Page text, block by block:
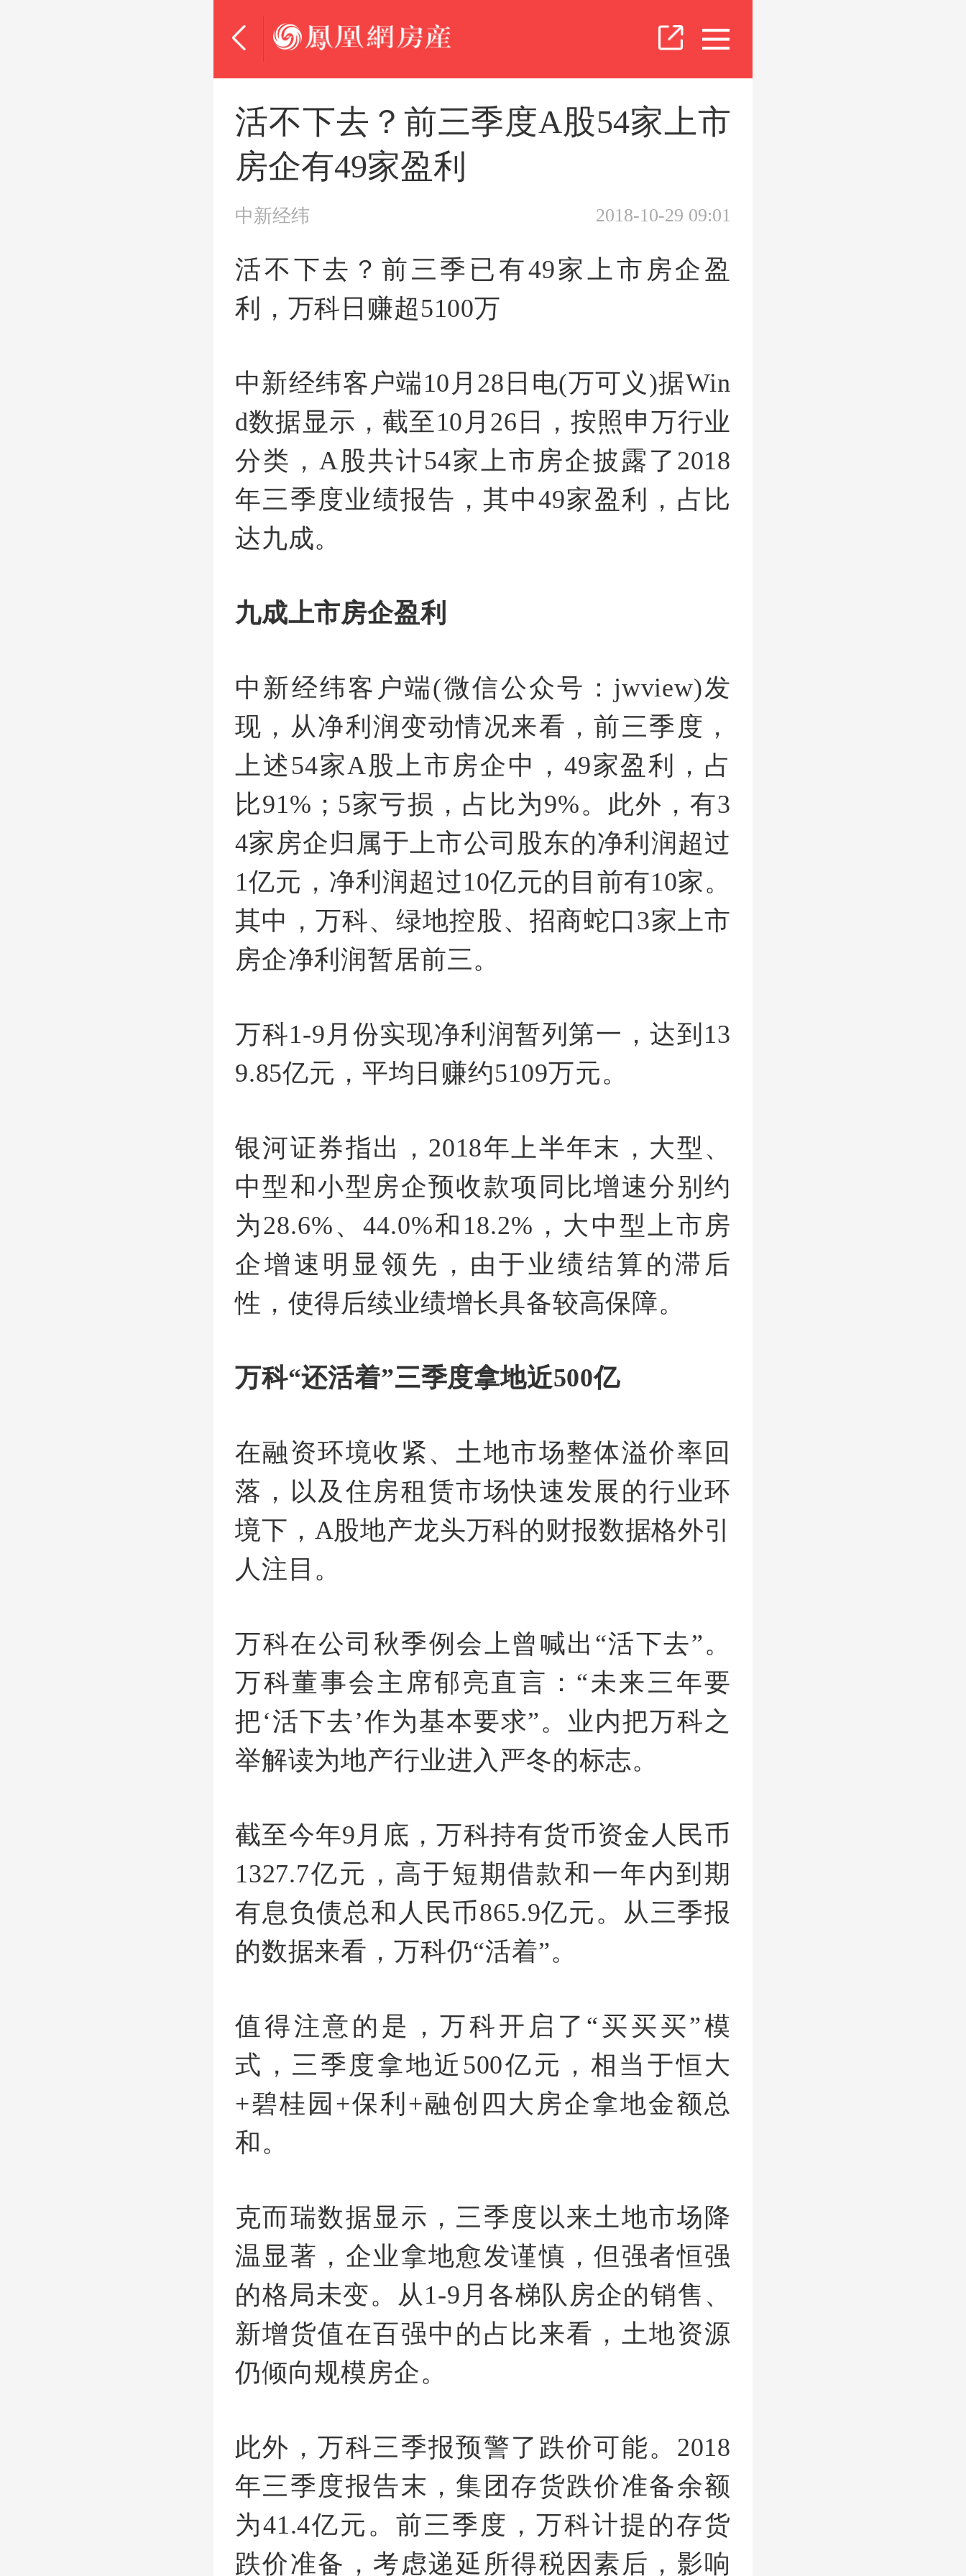
活不下去？前三季度A股54家上市
房企有49家盈利
中新经纬 2018-10-29 09:01
活不下去？前三季已有49家上市房企盈
利，万科日赚超5100万
中新经纬客户端10月28日电(万可义)据Win
d数据显示，截至10月26日，按照申万行业
分类，A股共计54家上市房企披露了2018
年三季度业绩报告，其中49家盈利，占比
达九成。
九成上市房企盈利
中新经纬客户端(微信公众号：jwview)发
现，从净利润变动情况来看，前三季度，
上述54家A股上市房企中，49家盈利，占
比91%；5家亏损，占比为9%。此外，有3
4家房企归属于上市公司股东的净利润超过
1亿元，净利润超过10亿元的目前有10家。
其中，万科、绿地控股、招商蛇口3家上市
房企净利润暂居前三。
万科1-9月份实现净利润暂列第一，达到13
9.85亿元，平均日赚约5109万元。
银河证券指出，2018年上半年末，大型、
中型和小型房企预收款项同比增速分别约
为28.6%、44.0%和18.2%，大中型上市房
企增速明显领先，由于业绩结算的滞后
性，使得后续业绩增长具备较高保障。
万科“还活着”三季度拿地近500亿
在融资环境收紧、土地市场整体溢价率回
落，以及住房租赁市场快速发展的行业环
境下，A股地产龙头万科的财报数据格外引
人注目。
万科在公司秋季例会上曾喊出“活下去”。
万科董事会主席郁亮直言：“未来三年要
把‘活下去’作为基本要求”。业内把万科之
举解读为地产行业进入严冬的标志。
截至今年9月底，万科持有货币资金人民币
1327.7亿元，高于短期借款和一年内到期
有息负债总和人民币865.9亿元。从三季报
的数据来看，万科仍“活着”。
值得注意的是，万科开启了“买买买”模
式，三季度拿地近500亿元，相当于恒大
+碧桂园+保利+融创四大房企拿地金额总
和。
克而瑞数据显示，三季度以来土地市场降
温显著，企业拿地愈发谨慎，但强者恒强
的格局未变。从1-9月各梯队房企的销售、
新增货值在百强中的占比来看，土地资源
仍倾向规模房企。
此外，万科三季报预警了跌价可能。2018
年三季度报告末，集团存货跌价准备余额
为41.4亿元。前三季度，万科计提的存货
跌价准备，考虑递延所得税因素后，影响